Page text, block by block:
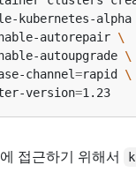
kubernetes-alpha
autorepair
autoupgrade
channel
=rapid
version
=
접근하기 위해서